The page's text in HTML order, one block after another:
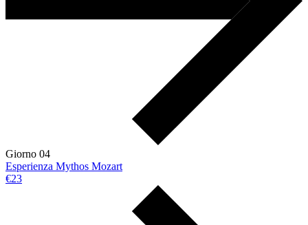
Giorno 04
Esperienza Mythos Mozart
€23